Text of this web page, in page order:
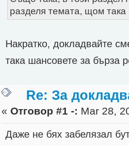
разделя темата, щом така
Накратко, докладвайте
така шансовете за бърза
Re: За
« Отговор #1 -: Mar 28,
Даже не бях забелязал